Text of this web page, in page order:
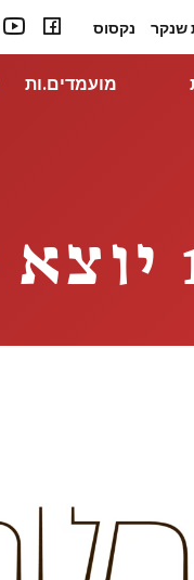
שנקר נקסוס
מועמדים.ות